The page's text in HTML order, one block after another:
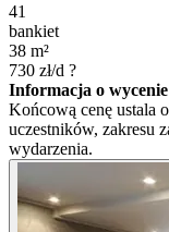
41
bankiet
38 m²
730 zł/d ?
Informacja o wycenie
Końcową cenę ustala
uczestników, zakresu
wydarzenia.